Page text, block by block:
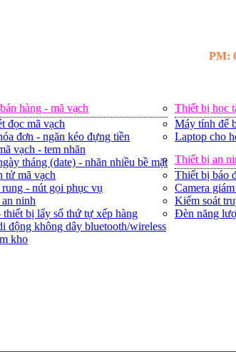
PM:
hàng - mã vạch
đọc mã vạch
đơn - ngăn kéo đựng tiền
vạch - tem nhãn
tháng (date) - nhãn nhiều bề mặt
tử mã vạch
- nút gọi phục vụ
ninh
bị lấy số thứ tự xếp hàng
động không dây bluetooth/wireless
kho
Thiết bị học
Máy tính để
Laptop cho
Thiết bị an
Thiết bị báo
Camera giám
Kiểm soát
Đèn năng